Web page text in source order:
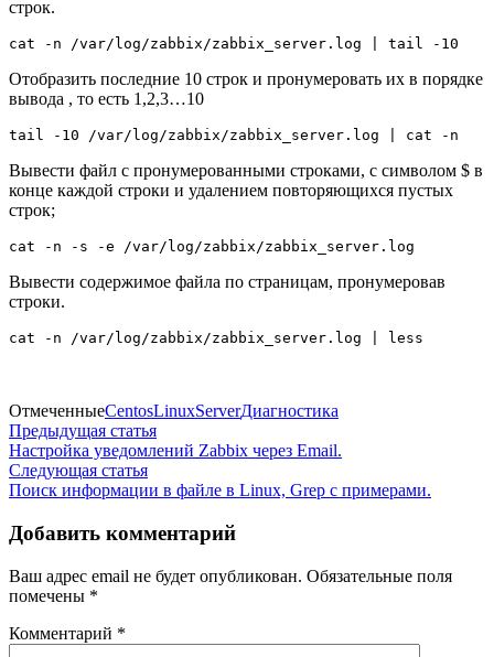
строк.
cat -n /var/log/zabbix/zabbix_server.log | tail -10
Отобразить последние 10 строк и пронумеровать их в порядке
вывода , то есть 1,2,3…10
tail -10 /var/log/zabbix/zabbix_server.log | cat -n
Вывести файл с пронумерованными строками, с символом $ в
конце каждой строки и удалением повторяющихся пустых
строк;
cat -n -s -e /var/log/zabbix/zabbix_server.log
Вывести содержимое файла по страницам, пронумеровав
строки.
cat -n /var/log/zabbix/zabbix_server.log | less
ОтмеченныеCentosLinuxServerДиагностика
Навигация
по
записям
Предыдущая статьяПредыдущая
статья:
Настройка уведомлений Zabbix через Email.
Следующая статьяСледующая
статья:
Поиск информации в файле в Linux, Grep c примерами.
Добавить комментарий
Ваш адрес email не будет опубликован. Обязательные поля
помечены *
Комментарий *